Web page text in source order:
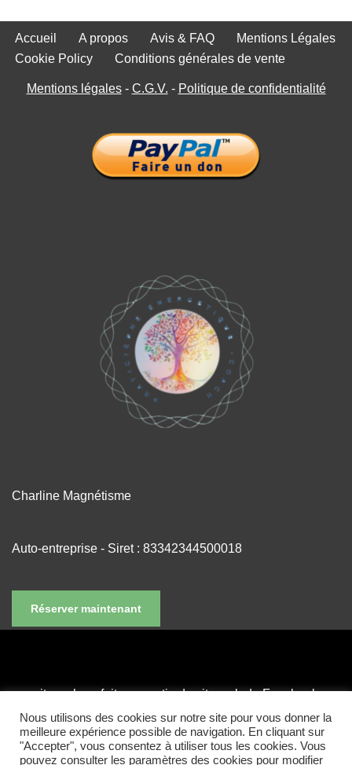
Accueil A propos Avis & FAQ
Mentions Légales
Cookie Policy
Conditions générales de vente
Mentions légales- C.G.V. - Politique de confidentialité
Charline Magnétisme
Auto-entreprise - Siret : 83342344500018
Réserver maintenant
ce site web ne fait pas partie du site web de Facebook ou
de Facebook Inc. et n'est en aucun cas soutenu par
Facebook. FACEBOOK est une marque de FACEBOOK,
Inc.
Nous utilisons des cookies sur notre site pour vous donner la
meilleure expérience possible de navigation. En cliquant sur
"Accepter", vous consentez à utiliser tous les cookies. Vous
pouvez consulter les paramètres des cookies pour modifier